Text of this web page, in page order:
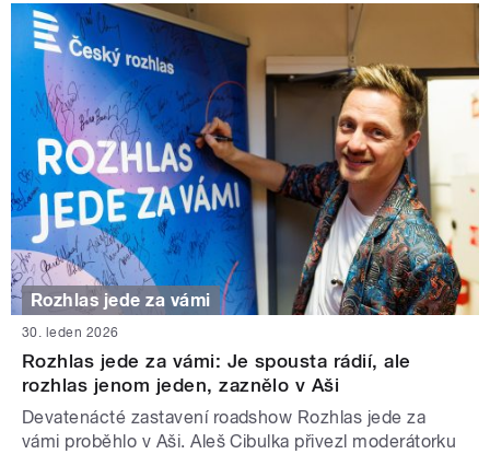
Rozhlas jede za vámi
30. leden 2026
Rozhlas jede za vámi: Je spousta rádií, ale
rozhlas jenom jeden, zaznělo v Aši
Devatenácté zastavení roadshow Rozhlas jede za
vámi proběhlo v Aši. Aleš Cibulka přivezl moderátorku